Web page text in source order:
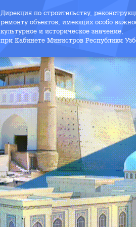
Дирекция по строительству,
ремонту объектов, имеющих особо
культурное и историческое значение,
при Кабинете Министров Республики